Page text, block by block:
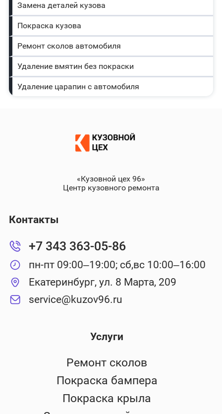
Замена деталей кузова
Покраска кузова
Ремонт сколов автомобиля
Удаление вмятин без покраски
Удаление царапин с автомобиля
«Кузовной цех 96»
Центр кузовного ремонта
Услуги
Ремонт сколов
Покраска бампера
Покраска крыла
Контакты
+7 343 363-05-86
пн-пт 09:00–19:00; сб,вс 10:00–16:00
Екатеринбург, ул. 8 Марта, 209
service@kuzov96.ru